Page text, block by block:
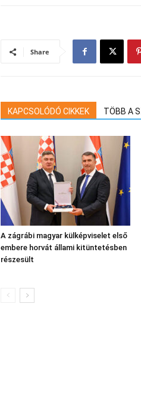
Share
KAPCSOLÓDÓ CIKKEK TÖBB A
A zágrábi magyar külképviselet első
embere horvát állami kitüntetésben
részesült